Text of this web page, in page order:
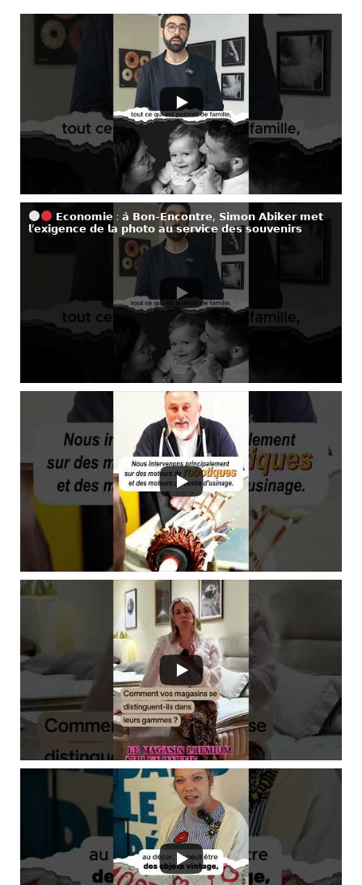
𝗘𝗰𝗼𝗻𝗼𝗺𝗶𝗲 : 𝗮̀ 𝗕𝗼𝗻-𝗘𝗻𝗰𝗼𝗻𝘁𝗿𝗲, 𝗦𝗶𝗺𝗼𝗻 𝗔𝗯𝗶𝗸𝗲𝗿 𝗺𝗲𝘁
𝗹’𝗲𝘅𝗶𝗴𝗲𝗻𝗰𝗲 𝗱𝗲 𝗹𝗮 𝗽𝗵𝗼𝘁𝗼 𝗮𝘂 𝘀𝗲𝗿𝘃𝗶𝗰𝗲 𝗱𝗲𝘀 𝘀𝗼𝘂𝘃𝗲𝗻𝗶𝗿𝘀